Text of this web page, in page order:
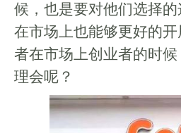
候，也是要对他们选择
在市场上也能够更好的
者在市场上创业者的时
理会呢？